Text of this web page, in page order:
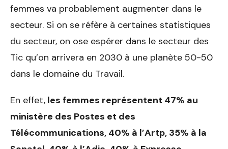
femmes va probablement augmenter dans le
secteur. Si on se réfère à certaines statistiques
du secteur, on ose espérer dans le secteur des
Tic qu’on arrivera en 2030 à une planète 50-50
dans le domaine du Travail.
En effet, les femmes représentent 47% au
ministère des Postes et des
Télécommunications, 40% à l’Artp, 35% à la